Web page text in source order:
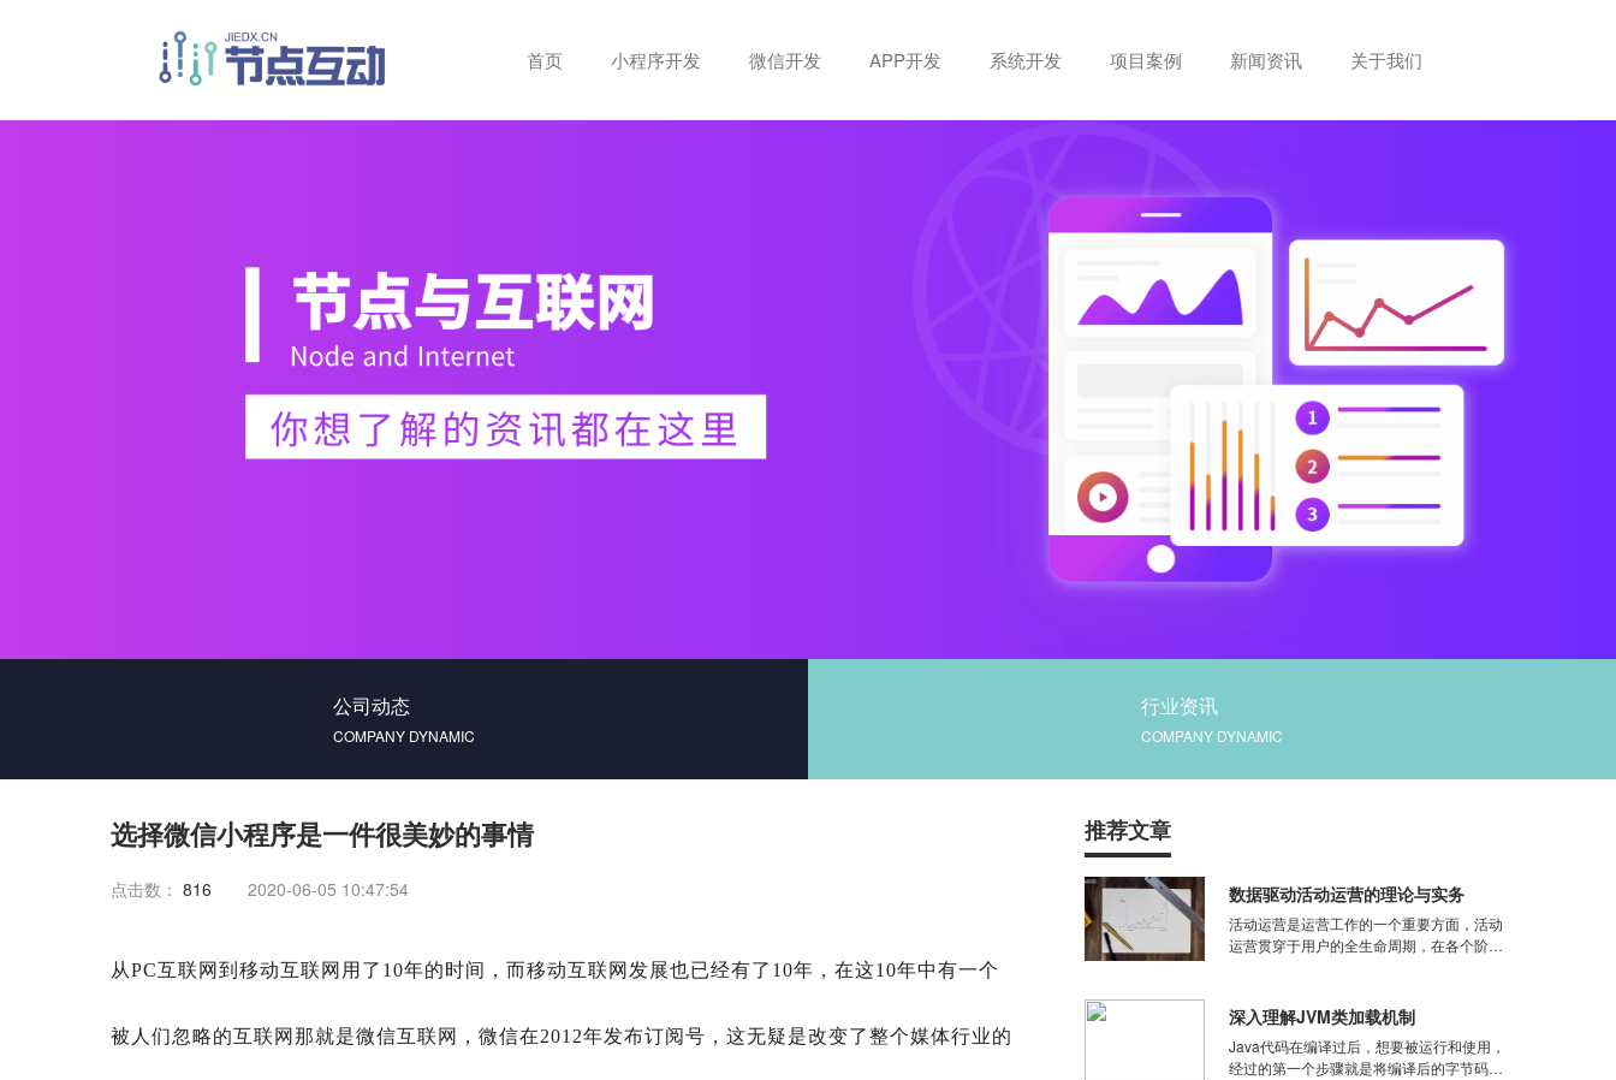
首页 小程序开发 微信开发 APP开发 系统开发 项目案例 新闻资讯 关于我们
公司动态
COMPANY DYNAMIC
行业资讯
COMPANY DYNAMIC
选择微信小程序是一件很美妙的事情
点击数： 816 2020-06-05 10:47:54
从PC互联网到移动互联网用了10年的时间，而移动互联网发展也已经有了10年，在这10年中有一个
被人们忽略的互联网那就是微信互联网，微信在2012年发布订阅号，这无疑是改变了整个媒体行业的
推荐文章
数据驱动活动运营的理论与实务
活动运营是运营工作的一个重要方面，活动
运营贯穿于用户的全生命周期，在各个阶段
数据驱动活动运营的原因和方法，与大家分
享！活动是由共同目的联合起来并完成一定
社会职能的动作的总和。
深入理解JVM类加载机制
Java代码在编译过后，想要被运行和使用，
经过的第一个步骤就是将编译后的字节码文